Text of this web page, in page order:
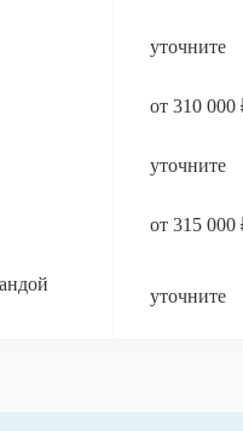
уточните
от 310 000
уточните
от 315 000
уточните